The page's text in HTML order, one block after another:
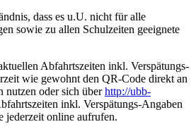
dass es u.U. nicht für alle
sowie zu allen Schulzeiten geeignete
Abfahrtszeiten inkl. Verspätungs-
wie gewohnt den QR-Code direkt an
nutzen oder sich überhttp://ubb-
inkl. Verspätungs-Angaben
jederzeit online aufrufen.